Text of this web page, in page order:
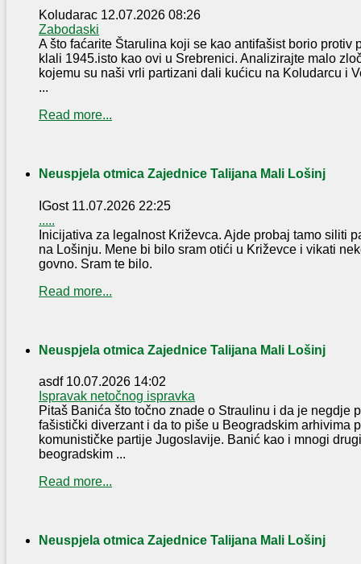
Koludarac 12.07.2026 08:26
Zabodaski
A što faćarite Štarulina koji se kao antifašist borio protiv
klali 1945.isto kao ovi u Srebrenici. Analizirajte malo
kojemu su naši vrli partizani dali kućicu na Koludarcu i
...
Read more...
Neuspjela otmica Zajednice Talijana Mali Lošinj
IGost 11.07.2026 22:25
.....
Inicijativa za legalnost Križevca. Ajde probaj tamo siliti
na Lošinju. Mene bi bilo sram otići u Križevce i vikati
govno. Sram te bilo.
Read more...
Neuspjela otmica Zajednice Talijana Mali Lošinj
asdf 10.07.2026 14:02
Ispravak netočnog ispravka
Pitaš Banića što točno znade o Straulinu i da je negdje
fašistički diverzant i da to piše u Beogradskim arhivima
komunističke partije Jugoslavije. Banić kao i mnogi
beogradskim ...
Read more...
Neuspjela otmica Zajednice Talijana Mali Lošinj